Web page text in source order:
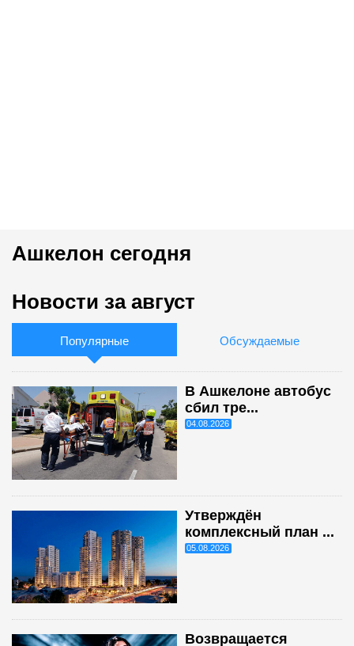
Ашкелон сегодня
Новости за август
Популярные Обсуждаемые
В Ашкелоне автобус
сбил тре...
04.08.2026
Утверждён
комплексный план ...
05.08.2026
Возвращается